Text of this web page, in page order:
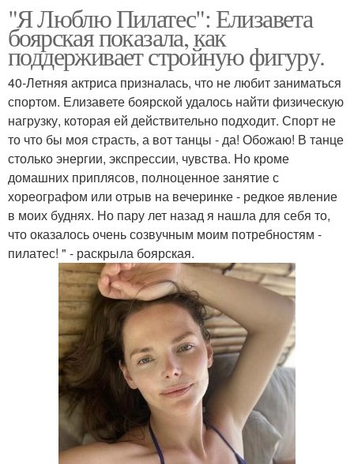
"Я Люблю Пилатес": Елизавета
боярская показала, как
поддерживает стройную фигуру.
40-Летняя актриса призналась, что не любит заниматься
спортом. Елизавете боярской удалось найти физическую
нагрузку, которая ей действительно подходит. Спорт не
то что бы моя страсть, а вот танцы - да! Обожаю! В танце
столько энергии, экспрессии, чувства. Но кроме
домашних приплясов, полноценное занятие с
хореографом или отрыв на вечеринке - редкое явление
в моих буднях. Но пару лет назад я нашла для себя то,
что оказалось очень созвучным моим потребностям -
пилатес! " - раскрыла боярская.